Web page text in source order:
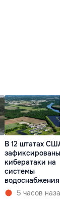
В 12 штатах США
зафиксированы
кибератаки на
системы
водоснабжения
5 часов назад